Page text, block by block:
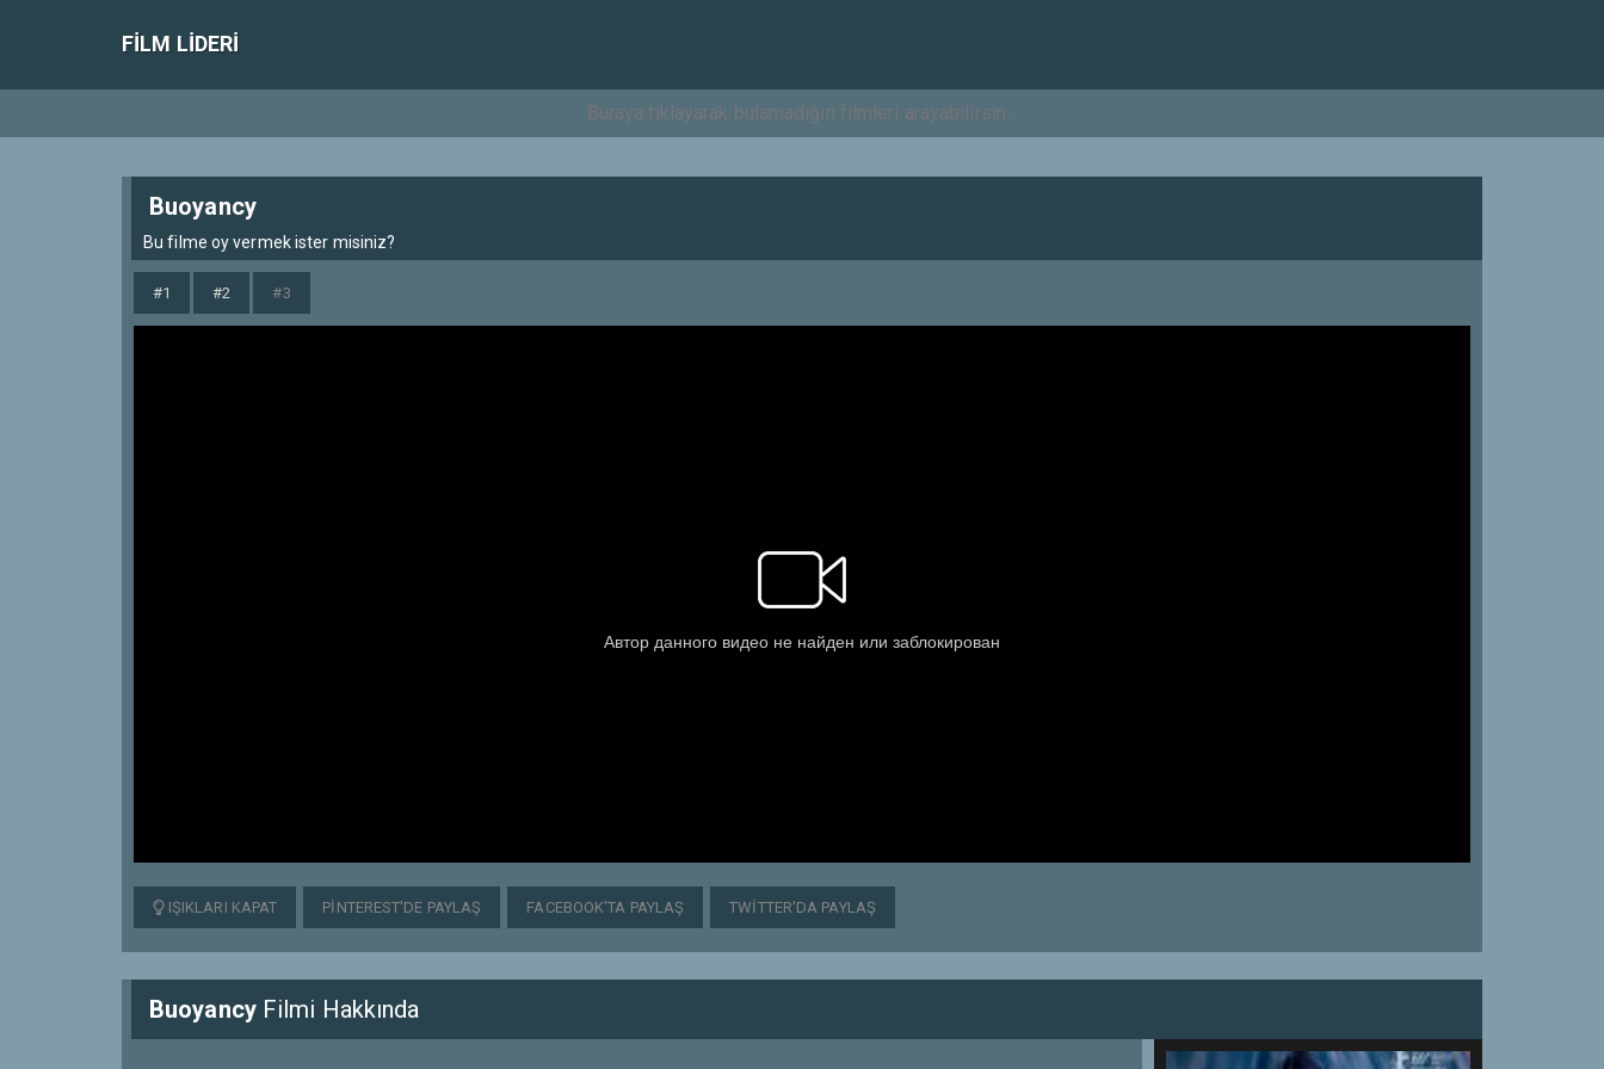
FILM LIDERI
Buoyancy
Bu filme oy vermek ister misiniz?
#1 #2 #3
IŞIKLARI KAPAT PINTEREST'DE PAYLAŞ FACEBOOK'TA PAYLAŞ TWITTER'DA PAYLAŞ
BuoyancyFilmi Hakkında